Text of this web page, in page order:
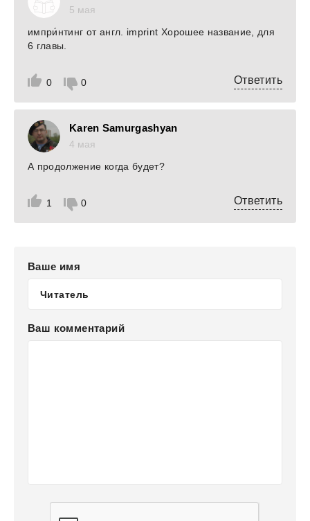
5 мая
0 0
импри́нтинг от англ. imprint Хорошее название, для
6 главы.
Ответить
Karen Samurgashyan
4 мая
1 0
А продолжение когда будет?
Ответить
Ваше имя
Ваш комментарий